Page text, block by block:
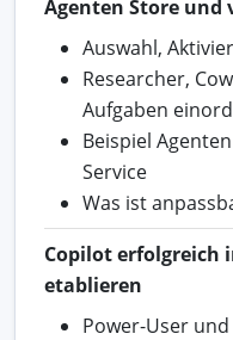
Agenten Store und
Auswahl,
Researcher,
Aufgaben
Beispiel
Service
Was ist
Copilot erfolgreich
etablieren
Power-User